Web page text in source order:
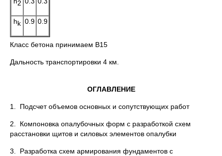
2
hk 0.9 0.9
Класс бетона принимаем В15
Дальность транспортировки 4 км.
ОГЛАВЛЕНИЕ
1. Подсчет объемов основных и сопутствующих работ
2. Компоновка опалубочных форм с разработкой схем
расстановки щитов и силовых элементов опалубки
3. Разработка схем армирования фундаментов с